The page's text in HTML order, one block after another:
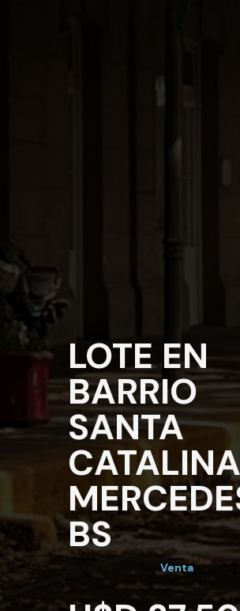
LOTE EN
BARRIO
SANTA
BS
Venta